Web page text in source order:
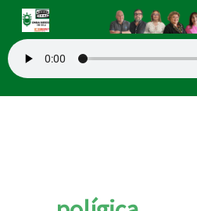
contenido
Buscar
por: